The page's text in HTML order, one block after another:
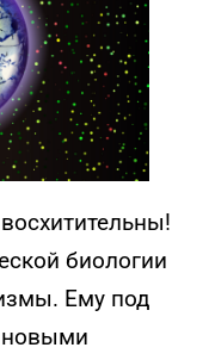
биологии
Ему под
новыми